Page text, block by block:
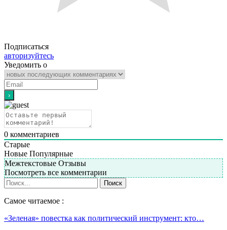
Подписаться
авторизуйтесь
Уведомить о
0 комментариев
Старые
Новые Популярные
Межтекстовые Отзывы
Посмотреть все комментарии
Самое читаемое :
«Зеленая» повестка как политический инструмент: кто…